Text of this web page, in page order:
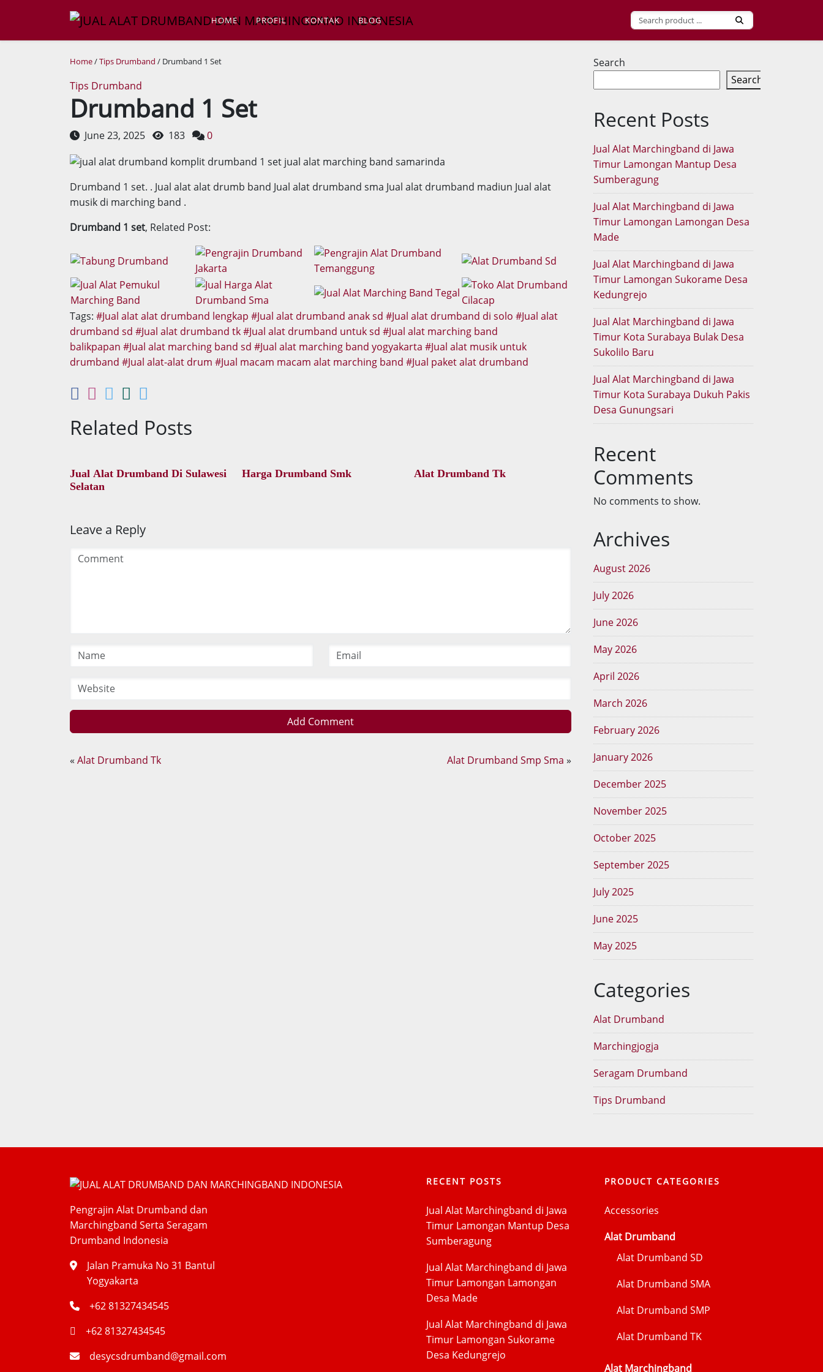
HOME PROFIL KONTAK BLOG
Home/Tips Drumband / Drumband 1 Set
Tips Drumband
Drumband 1 Set
June 23, 2025 183 0
Drumband 1 set. . Jual alat alat drumb band Jual alat drumband sma Jual alat drumband madiun Jual alat
musik di marching band .
Drumband 1 set, Related Post:
Tags: Jual alat alat drumband lengkap Jual alat drumband anak sd Jual alat drumband di solo
Jual alat
drumband sd
Jual alat drumband tk Jual alat drumband untuk sd
Jual alat marching band
balikpapan
Jual alat marching band sd Jual alat marching band yogyakarta
Jual alat musik untuk
drumband
Jual alat-alat drum Jual macam macam alat marching band Jual paket alat drumband
Related Posts
Jual Alat Drumband Di Sulawesi
Selatan
Harga Drumband Smk Alat Drumband Tk
Leave a Reply
Add Comment
« Alat Drumband Tk Alat Drumband Smp Sma »
Search
Search
Recent Posts
Jual Alat Marchingband di Jawa
Timur Lamongan Mantup Desa
Sumberagung
Jual Alat Marchingband di Jawa
Timur Lamongan Lamongan Desa
Made
Jual Alat Marchingband di Jawa
Timur Lamongan Sukorame Desa
Kedungrejo
Jual Alat Marchingband di Jawa
Timur Kota Surabaya Bulak Desa
Sukolilo Baru
Jual Alat Marchingband di Jawa
Timur Kota Surabaya Dukuh Pakis
Desa Gunungsari
Recent
Comments
No comments to show.
Archives
August 2026
July 2026
June 2026
May 2026
April 2026
March 2026
February 2026
January 2026
December 2025
November 2025
October 2025
September 2025
July 2025
June 2025
May 2025
Categories
Alat Drumband
Marchingjogja
Seragam Drumband
Tips Drumband
Pengrajin Alat Drumband dan
Marchingband Serta Seragam
Drumband Indonesia
Jalan Pramuka No 31 Bantul
Yogyakarta
+62 81327434545
+62 81327434545
desycsdrumband@gmail.com
RECENT POSTS
Jual Alat Marchingband di Jawa
Timur Lamongan Mantup Desa
Sumberagung
Jual Alat Marchingband di Jawa
Timur Lamongan Lamongan
Desa Made
Jual Alat Marchingband di Jawa
Timur Lamongan Sukorame
Desa Kedungrejo
PRODUCT CATEGORIES
Accessories
Alat Drumband
Alat Drumband SD
Alat Drumband SMA
Alat Drumband SMP
Alat Drumband TK
Alat Marchingband